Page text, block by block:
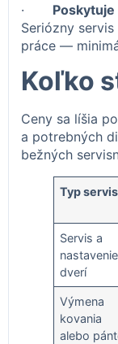
·
Seriózny
práce —
Koľko
Ceny sa líšia
a potrebných
bežných
Typ
Servis a
nastavenie
dverí
Výmena
kovania
alebo